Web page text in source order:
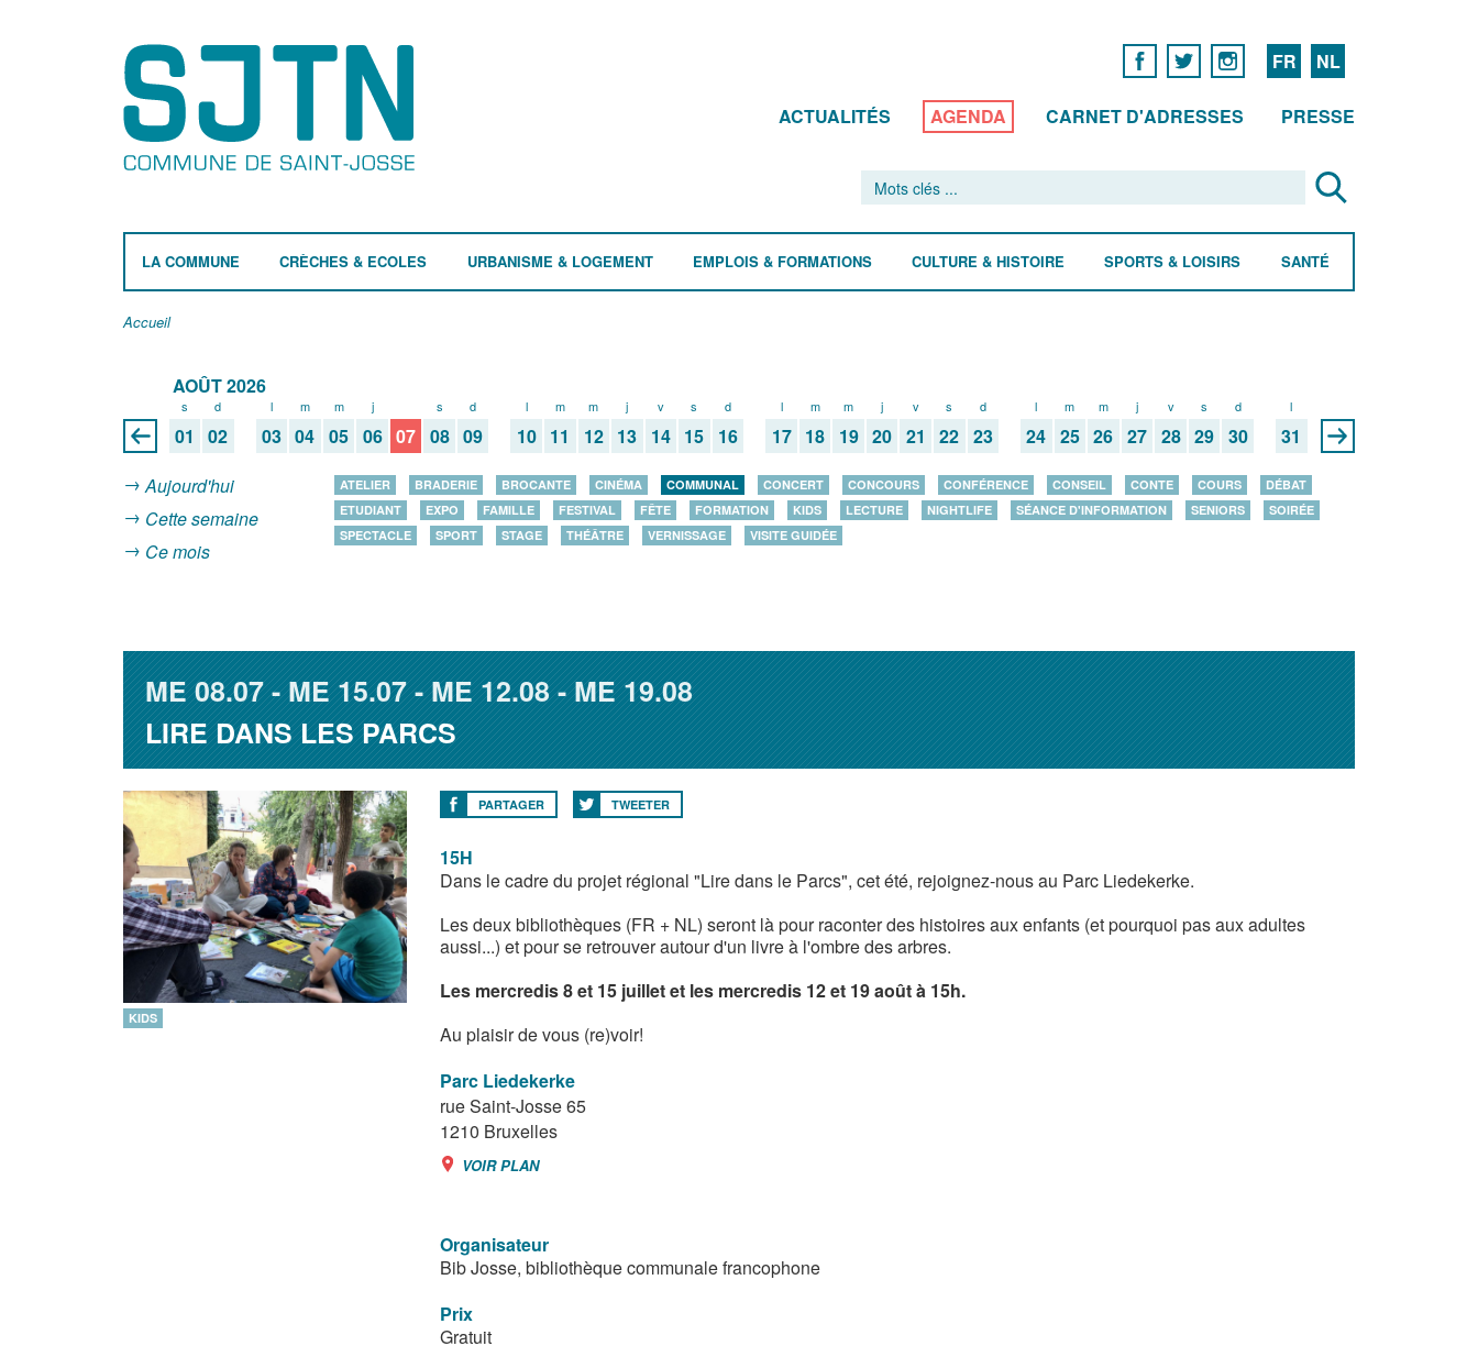
FR NL
ACTUALITÉS AGENDA CARNET D'ADRESSES PRESSE
LA COMMUNE CRÈCHES & ECOLES URBANISME & LOGEMENT EMPLOIS & FORMATIONS CULTURE & HISTOIRE SPORTS & LOISIRS SANTÉ
Accueil
AOÛT 2026
s
01
d
02
l
03
m
04
m
05
j
06 07
s
08
d
09
l
10
m
11
m
12
j
13
v
14
s
15
d
16
l
17
m
18
m
19
j
20
v
21
s
22
d
23
l
24
m
25
m
26
j
27
v
28
s
29
d
30
l
31
Aujourd'hui
Cette semaine
Ce mois
ATELIER BRADERIE BROCANTE CINÉMA COMMUNAL CONCERT CONCOURS CONFÉRENCE CONSEIL CONTE COURS
DÉBAT
ETUDIANT
EXPO FAMILLE FESTIVAL FÊTE FORMATION KIDS LECTURE NIGHTLIFE SÉANCE D'INFORMATION SENIORS
SOIRÉE
SPECTACLE
SPORT STAGE THÉÂTRE VERNISSAGE VISITE GUIDÉE
ME08.07 ME15.07 ME12.08 ME19.08
LIRE DANS LES PARCS
KIDS
PARTAGER TWEETER
15H
Dans le cadre du projet régional "Lire dans le Parcs", cet été, rejoignez-nous au Parc Liedekerke.
Les deux bibliothèques (FR + NL) seront là pour raconter des histoires aux enfants (et pourquoi pas aux adultes
aussi...) et pour se retrouver autour d'un livre à l'ombre des arbres.
Les mercredis 8 et 15 juillet et les mercredis 12 et 19 août à 15h.
Au plaisir de vous (re)voir!
Parc Liedekerke
rue Saint-Josse 65
1210 Bruxelles
VOIR PLAN
Organisateur
Bib Josse, bibliothèque communale francophone
Prix
Gratuit